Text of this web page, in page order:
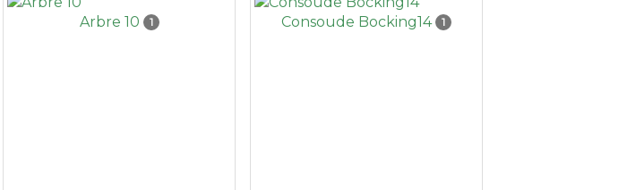
Arbre 10 1 Consoude Bocking14 1